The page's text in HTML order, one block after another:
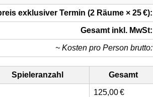
exklusiver Termin (2 Räume × 25 €):
Gesamt inkl. MwSt:
~ Kosten pro Person brutto:
Spieleranzahl Gesamt
125,00 €